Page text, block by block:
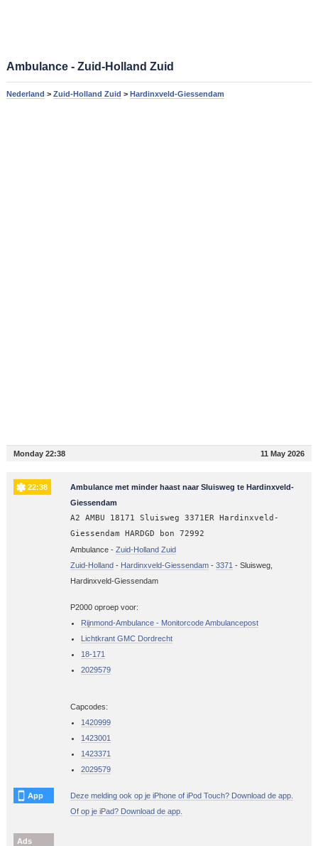
Ambulance - Zuid-Holland Zuid
Nederland > Zuid-Holland Zuid > Hardinxveld-Giessendam
Monday 22:38 11 May 2026
22:38
Ambulance met minder haast naar Sluisweg te Hardinxveld-
Giessendam
A2 AMBU 18171 Sluisweg 3371ER Hardinxveld-
Giessendam HARDGD bon 72992
Ambulance - Zuid-Holland Zuid
Zuid-Holland- Hardinxveld-Giessendam- 3371 - Sluisweg,
Hardinxveld-Giessendam
P2000 oproep voor:
Rijnmond-Ambulance - Monitorcode Ambulancepost
Lichtkrant GMC Dordrecht
18-171
2029579
Capcodes:
1420999
1423001
1423371
2029579
App
Deze melding ook op je iPhone of iPod Touch? Download de app.
Of op je iPad? Download de app.
Ads